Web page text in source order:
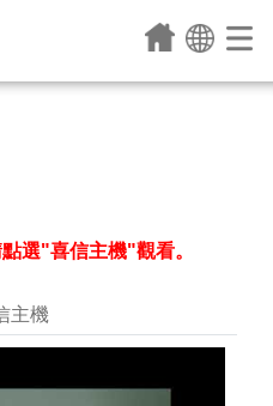
選"喜信主機"觀看。
主機